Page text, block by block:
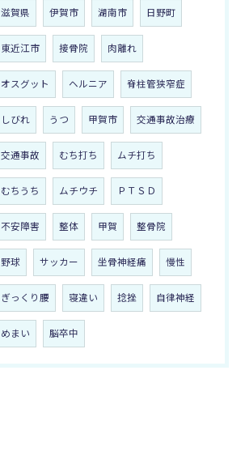
滋賀県 伊賀市 湖南市 日野町
東近江市 接骨院 肉離れ
オスグット ヘルニア 脊柱管狭窄症
しびれ うつ 甲賀市 交通事故治療
交通事故 むち打ち ムチ打ち
むちうち ムチウチ ＰＴＳＤ
不安障害 整体 甲賀 整骨院
野球 サッカー 坐骨神経痛 慢性
ぎっくり腰 寝違い 捻挫 自律神経
めまい 脳卒中